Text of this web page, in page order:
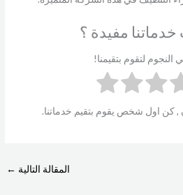
مفيدة ؟
لتقوم بتقيمنا!
, كن اول شخص يقوم بتقيم خدماتنا.
المقالة التالية ←